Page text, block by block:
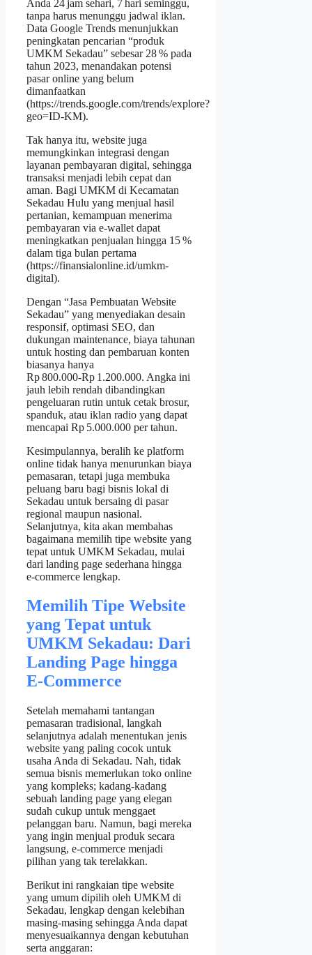
Anda 24 jam sehari, 7 hari seminggu,
tanpa harus menunggu jadwal iklan.
Data Google Trends menunjukkan
peningkatan pencarian “produk
UMKM Sekadau” sebesar 28 % pada
tahun 2023, menandakan potensi
pasar online yang belum
dimanfaatkan
(https://trends.google.com/trends/explore?
geo=ID‑KM).
Tak hanya itu, website juga
memungkinkan integrasi dengan
layanan pembayaran digital, sehingga
transaksi menjadi lebih cepat dan
aman. Bagi UMKM di Kecamatan
Sekadau Hulu yang menjual hasil
pertanian, kemampuan menerima
pembayaran via e‑wallet dapat
meningkatkan penjualan hingga 15 %
dalam tiga bulan pertama
(https://finansialonline.id/umkm-
digital).
Dengan “Jasa Pembuatan Website
Sekadau” yang menyediakan desain
responsif, optimasi SEO, dan
dukungan maintenance, biaya tahunan
untuk hosting dan pembaruan konten
biasanya hanya
Rp 800.000‑Rp 1.200.000. Angka ini
jauh lebih rendah dibandingkan
pengeluaran rutin untuk cetak brosur,
spanduk, atau iklan radio yang dapat
mencapai Rp 5.000.000 per tahun.
Kesimpulannya, beralih ke platform
online tidak hanya menurunkan biaya
pemasaran, tetapi juga membuka
peluang baru bagi bisnis lokal di
Sekadau untuk bersaing di pasar
regional maupun nasional.
Selanjutnya, kita akan membahas
bagaimana memilih tipe website yang
tepat untuk UMKM Sekadau, mulai
dari landing page sederhana hingga
e‑commerce lengkap.
Memilih Tipe Website
yang Tepat untuk
UMKM Sekadau: Dari
Landing Page hingga
E‑Commerce
Setelah memahami tantangan
pemasaran tradisional, langkah
selanjutnya adalah menentukan jenis
website yang paling cocok untuk
usaha Anda di Sekadau. Nah, tidak
semua bisnis memerlukan toko online
yang kompleks; kadang‑kadang
sebuah landing page yang elegan
sudah cukup untuk menggaet
pelanggan baru. Namun, bagi mereka
yang ingin menjual produk secara
langsung, e‑commerce menjadi
pilihan yang tak terelakkan.
Berikut ini rangkaian tipe website
yang umum dipilih oleh UMKM di
Sekadau, lengkap dengan kelebihan
masing‑masing sehingga Anda dapat
menyesuaikannya dengan kebutuhan
serta anggaran: